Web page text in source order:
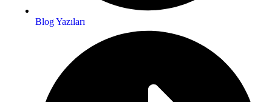
Blog Yazıları